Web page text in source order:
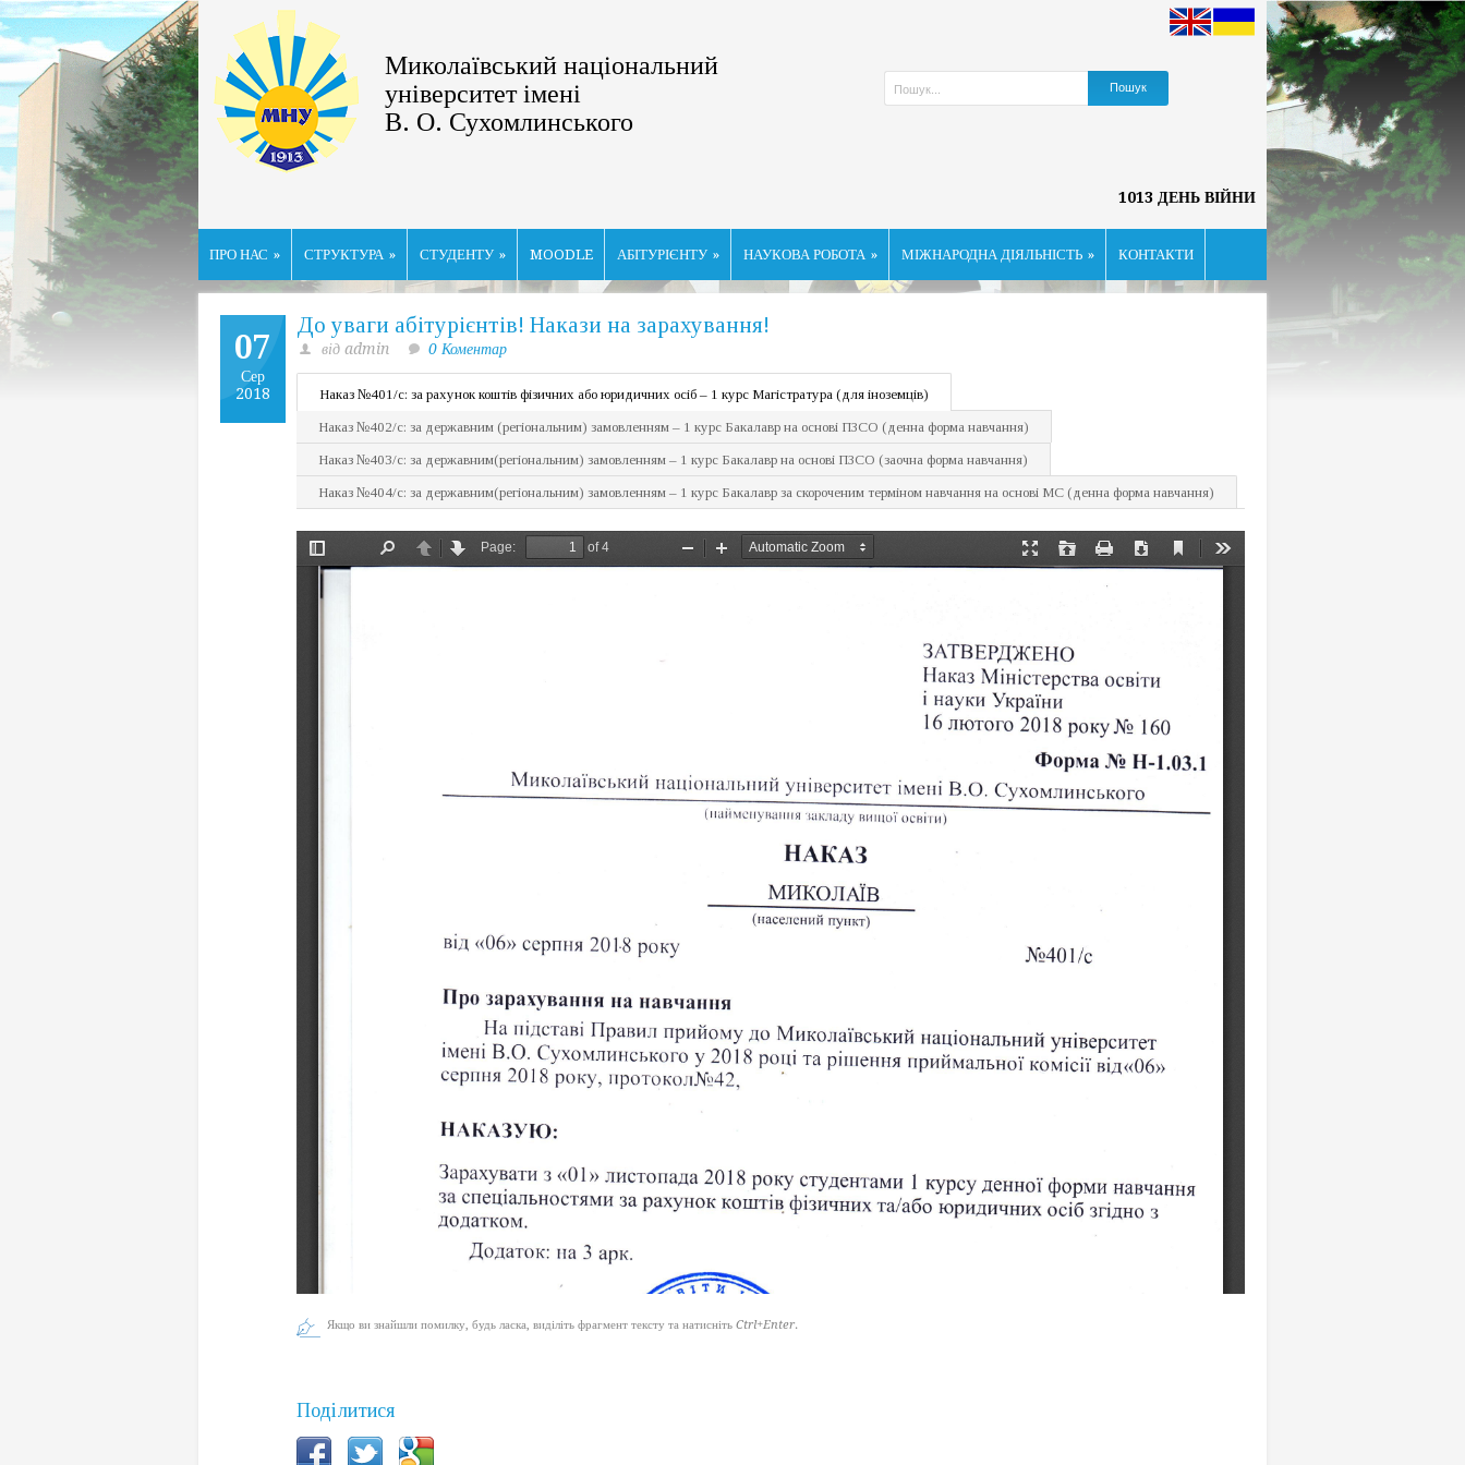
Миколаївський національний
університет імені
В. О. Сухомлинського
1013 ДЕНЬ ВІЙНИ
ПРО НАС » СТРУКТУРА » СТУДЕНТУ » MOODLE АБІТУРІЄНТУ » НАУКОВА РОБОТА » МІЖНАРОДНА ДІЯЛЬНІСТЬ » КОНТАКТИ
07
Сер
2018
До уваги абітурієнтів! Накази на зарахування!
від admin 0 Коментар
Наказ №401/с: за рахунок коштів фізичних або юридичних осіб – 1 курс Магістратура (для іноземців)
Наказ №402/с: за державним (регіональним) замовленням – 1 курс Бакалавр на основі ПЗСО (денна форма навчання)
Наказ №403/с: за державним(регіональним) замовленням – 1 курс Бакалавр на основі ПЗСО (заочна форма навчання)
Наказ №404/с: за державним(регіональним) замовленням – 1 курс Бакалавр за скороченим терміном навчання на основі МС (денна форма навчання)
Якщо ви знайшли помилку, будь ласка, виділіть фрагмент тексту та натисніть Ctrl+Enter.
Поділитися